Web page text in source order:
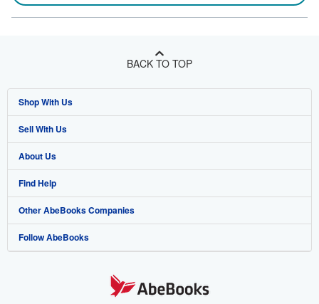
BACK TO TOP
Shop With Us
Advanced Search
Browse Collections
My Account
My Orders
View Basket
Sell With Us
Start Selling
Join Our Affiliate Program
Book Buyback
Refer a seller
About Us
About AbeBooks
Media
Careers
Find Help
Help
Customer Support
Other AbeBooks Companies
AbeBooks.co.uk
Follow AbeBooks